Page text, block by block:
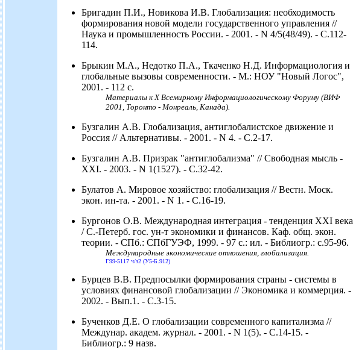
Бригадин П.И., Новикова И.В. Глобализация: необходимость
формирования новой модели государственного управления //
Наука и промышленность России. - 2001. - N 4/5(48/49). - С.112-
114.
Брыкин М.А., Недотко П.А., Ткаченко Н.Д. Информациология и
глобальные вызовы современности. - М.: НОУ "Новый Логос",
2001. - 112 с.
Материалы к X Всемирному Информациологическому Форуму (ВИФ
2001, Торонто - Монреаль, Канада).
Бузгалин А.В. Глобализация, антиглобалистское движение и
Россия // Альтернативы. - 2001. - N 4. - С.2-17.
Бузгалин А.В. Призрак "антиглобализма" // Свободная мысль -
XXI. - 2003. - N 1(1527). - С.32-42.
Булатов А. Мировое хозяйство: глобализация // Вестн. Моск.
экон. ин-та. - 2001. - N 1. - С.16-19.
Бургонов О.В. Международная интеграция - тенденция XXI века
/ С.-Петерб. гос. ун-т экономики и финансов. Каф. общ. экон.
теории. - СПб.: СПбГУЭФ, 1999. - 97 с.: ил. - Библиогр.: с.95-96.
Международные экономические отношения, глобализация.
Г99-5117 ч/з2 (У5-Б.912)
Бурцев В.В. Предпосылки формирования страны - системы в
условиях финансовой глобализации // Экономика и коммерция. -
2002. - Вып.1. - С.3-15.
Бученков Д.Е. О глобализации современного капитализма //
Междунар. академ. журнал. - 2001. - N 1(5). - С.14-15. -
Библиогр.: 9 назв.